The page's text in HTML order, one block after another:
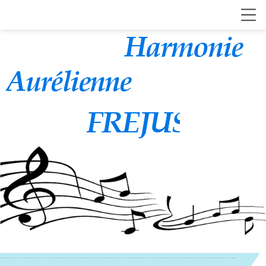
Harmonie
Aurélienne
FREJUS